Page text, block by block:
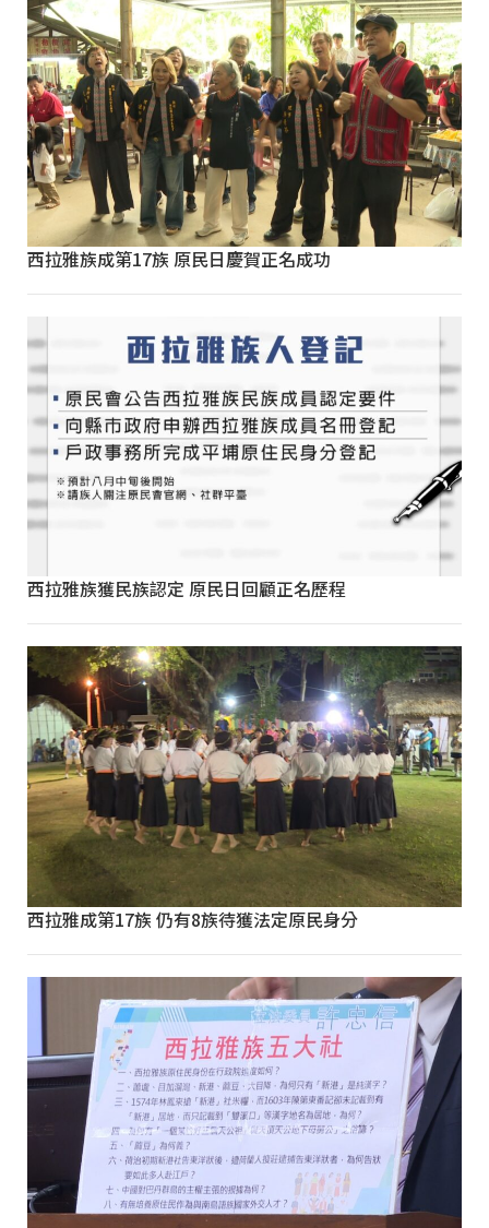
西拉雅族成第17族 原民日慶賀正名成功
西拉雅族獲民族認定 原民日回顧正名歷程
西拉雅成第17族 仍有8族待獲法定原民身分